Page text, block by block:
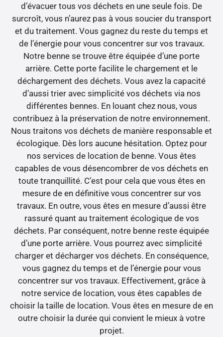
d’évacuer tous vos déchets en une seule fois. De
surcroît, vous n’aurez pas à vous soucier du transport
et du traitement. Vous gagnez du reste du temps et
de l’énergie pour vous concentrer sur vos travaux.
Notre benne se trouve être équipée d’une porte
arrière. Cette porte facilite le chargement et le
déchargement des déchets. Vous avez la capacité
d’aussi trier avec simplicité vos déchets via nos
différentes bennes. En louant chez nous, vous
contribuez à la préservation de notre environnement.
Nous traitons vos déchets de manière responsable et
écologique. Dès lors aucune hésitation. Optez pour
nos services de location de benne. Vous êtes
capables de vous désencombrer de vos déchets en
toute tranquillité. C’est pour cela que vous êtes en
mesure de en définitive vous concentrer sur vos
travaux. En outre, vous êtes en mesure d’aussi être
rassuré quant au traitement écologique de vos
déchets. Par conséquent, notre benne reste équipée
d’une porte arrière. Vous pourrez avec simplicité
charger et décharger vos déchets. En conséquence,
vous gagnez du temps et de l’énergie pour vous
concentrer sur vos travaux. Effectivement, grâce à
notre service de location, vous êtes capables de
choisir la taille de location. Vous êtes en mesure de en
outre choisir la durée qui convient le mieux à votre
projet.